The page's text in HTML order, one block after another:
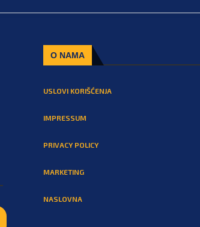
O NAMA
USLOVI KORIŠĆENJA
IMPRESSUM
PRIVACY POLICY
MARKETING
NASLOVNA